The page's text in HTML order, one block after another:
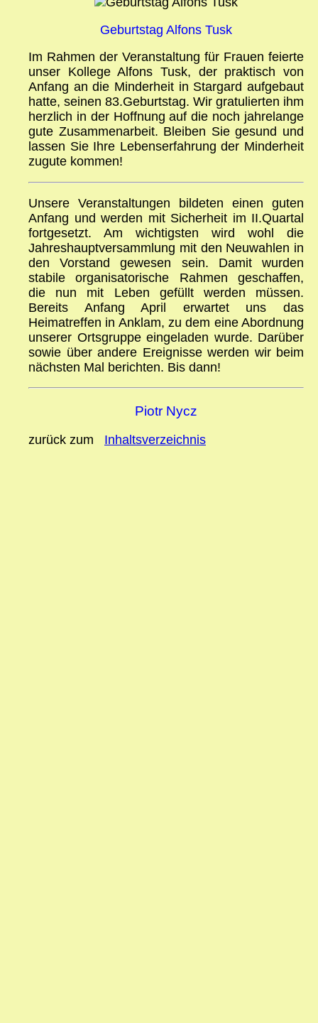
Geburtstag Alfons Tusk
Im Rahmen der Veranstaltung für Frauen feierte
unser Kollege Alfons Tusk, der praktisch von
Anfang an die Minderheit in Stargard aufgebaut
hatte, seinen 83.Geburtstag. Wir gratulierten ihm
herzlich in der Hoffnung auf die noch jahrelange
gute Zusammenarbeit. Bleiben Sie gesund und
lassen Sie Ihre Lebenserfahrung der Minderheit
zugute kommen!
Unsere Veranstaltungen bildeten einen guten
Anfang und werden mit Sicherheit im II.Quartal
fortgesetzt. Am wichtigsten wird wohl die
Jahreshauptversammlung mit den Neuwahlen in
den Vorstand gewesen sein. Damit wurden
stabile organisatorische Rahmen geschaffen,
die nun mit Leben gefüllt werden müssen.
Bereits Anfang April erwartet uns das
Heimatreffen in Anklam, zu dem eine Abordnung
unserer Ortsgruppe eingeladen wurde. Darüber
sowie über andere Ereignisse werden wir beim
nächsten Mal berichten. Bis dann!
Piotr Nycz
zurück zum Inhaltsverzeichnis